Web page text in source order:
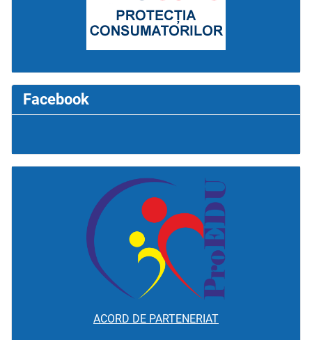
Facebook
ACORD DE PARTENERIAT